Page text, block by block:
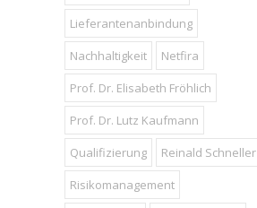
Lieferantenanbindung
Nachhaltigkeit
Netfira
Prof. Dr. Elisabeth Fröhlich
Prof. Dr. Lutz Kaufmann
Qualifizierung
Reinald Schneller
Risikomanagement